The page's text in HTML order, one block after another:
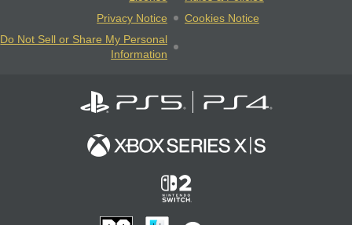
Privacy Notice
Cookies Notice
Do Not Sell or Share My Personal
Information